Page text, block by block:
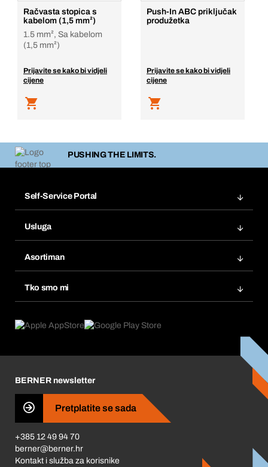
Račvasta stopica s
kabelom (1,5 mm²)
1.5 mm², Sa kabelom
(1,5 mm²)
Prijavite se kako bi vidjeli
cijene
Push-In ABC priključak
produžetka
Prijavite se kako bi vidjeli
cijene
PUSHING THE LIMITS.
Self-Service Portal
Popisi želja
Ponovno naručivanje
Pretplate
Usluga
Tražitelji proizvoda
Asortiman
Tko smo mi
Što nas pokreće
Business Conduct
BERNER newsletter
Pretplatite se sada
+385 12 49 94 70
berner@berner.hr
Kontakt i služba za korisnike